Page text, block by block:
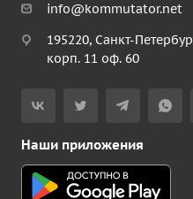
info@kommutator.net
195220, Санкт-
корп. 11 оф. 60
Наши приложения